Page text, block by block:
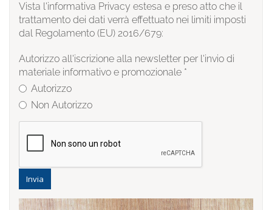
Vista l'informativa Privacy estesa e preso atto che il
trattamento dei dati verrà effettuato nei limiti imposti
dal Regolamento (EU) 2016/679:
Autorizzo all'iscrizione alla newsletter per l'invio di
materiale informativo e promozionale *
Autorizzo
Non Autorizzo
Invia